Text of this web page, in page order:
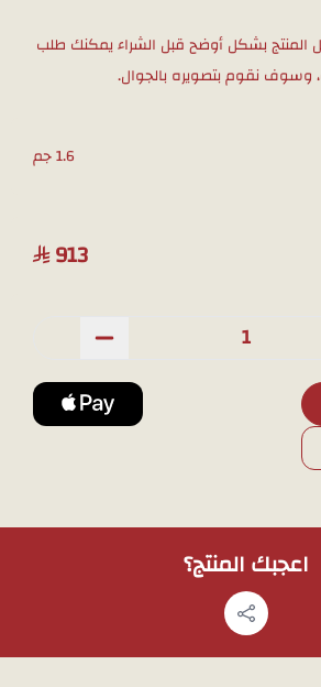
المنتج بشكل أوضح قبل الشراء يمكنك طلب
وسوف نقوم بتصويره بالجوال.
1.6 جم
913
اعجبك المنتج؟